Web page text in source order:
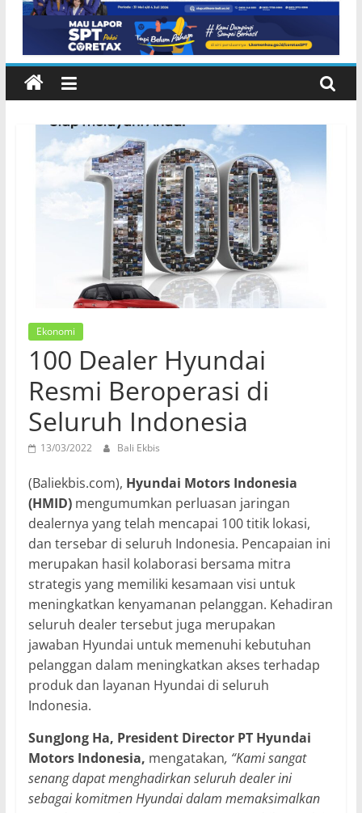
Inggris dan Peluang Studi
Internasional
Ekonomi
100 Dealer Hyundai
Resmi Beroperasi di
Seluruh Indonesia
13/03/2022 Bali Ekbis
(Baliekbis.com), Hyundai Motors Indonesia
(HMID)mengumumkan perluasan jaringan
dealernya yang telah mencapai 100 titik lokasi,
dan tersebar di seluruh Indonesia. Pencapaian ini
merupakan hasil kolaborasi bersama mitra
strategis yang memiliki kesamaan visi untuk
meningkatkan kenyamanan pelanggan. Kehadiran
seluruh dealer tersebut juga merupakan
jawaban Hyundai untuk memenuhi kebutuhan
pelanggan dalam meningkatkan akses terhadap
produk dan layanan Hyundai di seluruh
Indonesia.
SungJong Ha, President Director PT Hyundai
Motors Indonesia, mengatakan, “Kami sangat
senang dapat menghadirkan seluruh dealer ini
sebagai komitmen Hyundai dalam memaksimalkan